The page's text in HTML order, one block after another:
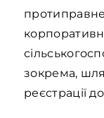
зокрема,
реєстрації